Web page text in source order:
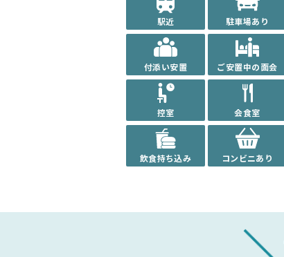
駅近 駐車場あり
付添い安置 ご安置中の面会
控室 会食室
飲食持ち込み コンビニあり